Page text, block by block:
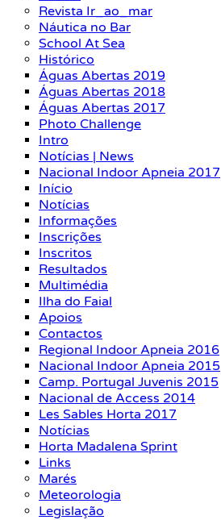
Revista Ir_ao_mar
Náutica no Bar
School At Sea
Histórico
Águas Abertas 2019
Águas Abertas 2018
Águas Abertas 2017
Photo Challenge
Intro
Notícias | News
Nacional Indoor Apneia 2017
Início
Notícias
Informações
Inscrições
Inscritos
Resultados
Multimédia
Ilha do Faial
Apoios
Contactos
Regional Indoor Apneia 2016
Nacional Indoor Apneia 2015
Camp. Portugal Juvenis 2015
Nacional de Access 2014
Les Sables Horta 2017
Notícias
Horta Madalena Sprint
Links
Marés
Meteorologia
Legislação